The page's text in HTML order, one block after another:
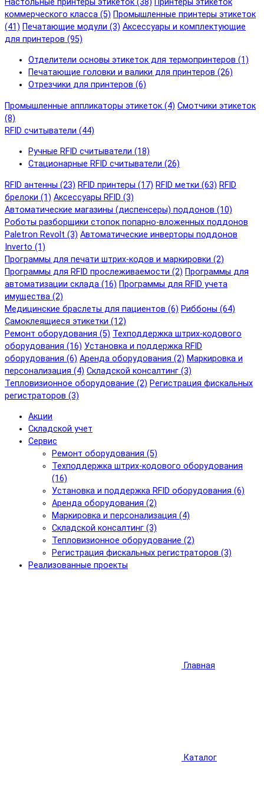
Настольные принтеры этикеток (38) Принтеры этикеток
коммерческого класса (5) Промышленные принтеры этикеток
(41) Печатающие модули (3) Аксессуары и комплектующие
для принтеров (95)
Отделители основы этикеток для термопринтеров (1)
Печатающие головки и валики для принтеров (26)
Отрезчики для принтеров (6)
Промышленные аппликаторы этикеток (4) Смотчики этикеток
(8)
RFID cчитыватели (44)
Ручные RFID cчитыватели (18)
Стационарные RFID cчитыватели (26)
RFID антенны (23) RFID принтеры (17) RFID метки (63) RFID
брелоки (1) Аксессуары RFID (3)
Автоматические магазины (диспенсеры) поддонов (10)
Роботы разборщики стопок попарно-вложенных поддонов
Paletron Revolt (3) Автоматические инверторы поддонов
Inverto (1)
Программы для печати штрих-кодов и маркировки (2)
Программы для RFID прослеживаемости (2) Программы для
автоматизации склада (16) Программы для RFID учета
имущества (2)
Медицинские браслеты для пациентов (6) Риббоны (64)
Самоклеящиеся этикетки (12)
Ремонт оборудования (5) Техподдержка штрих-кодового
оборудования (16) Установка и поддержка RFID
оборудования (6) Аренда оборудования (2) Маркировка и
персонализация (4) Складской консалтинг (3)
Тепловизионное оборудование (2) Регистрация фискальных
регистраторов (3)
Акции
Складской учет
Сервис
Ремонт оборудования (5)
Техподдержка штрих-кодового оборудования
(16)
Установка и поддержка RFID оборудования (6)
Аренда оборудования (2)
Маркировка и персонализация (4)
Складской консалтинг (3)
Тепловизионное оборудование (2)
Регистрация фискальных регистраторов (3)
Реализованные проекты
Главная
Каталог